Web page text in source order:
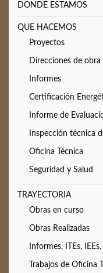
DONDE ESTAMOS
QUE HACEMOS
Proyectos
Direcciones de obra
Informes
Certificación
Informe de
Inspección técnica
Oficina Técnica
Seguridad y Salud
TRAYECTORIA
Obras en curso
Obras Realizadas
Informes, ITEs,
Trabajos de Oficina